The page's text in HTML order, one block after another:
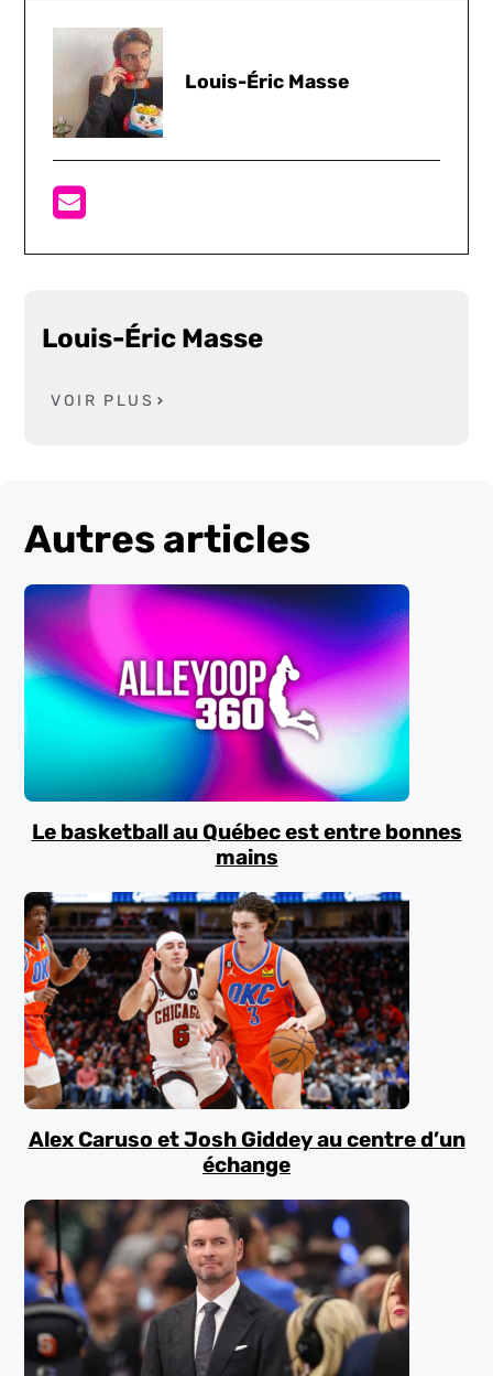
Louis-Éric Masse
Louis-Éric Masse
VOIR PLUS
Autres articles
Le basketball au Québec est entre bonnes
mains
Alex Caruso et Josh Giddey au centre d’un
échange